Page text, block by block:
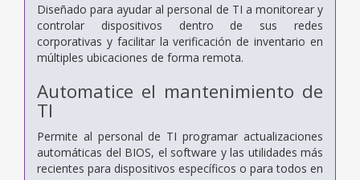
Diseñado para ayudar al personal de TI a monitorear y
controlar dispositivos dentro de sus redes
corporativas y facilitar la verificación de inventario en
múltiples ubicaciones de forma remota.
Automatice el mantenimiento de
TI
Permite al personal de TI programar actualizaciones
automáticas del BIOS, el software y las utilidades más
recientes para dispositivos específicos o para todos en